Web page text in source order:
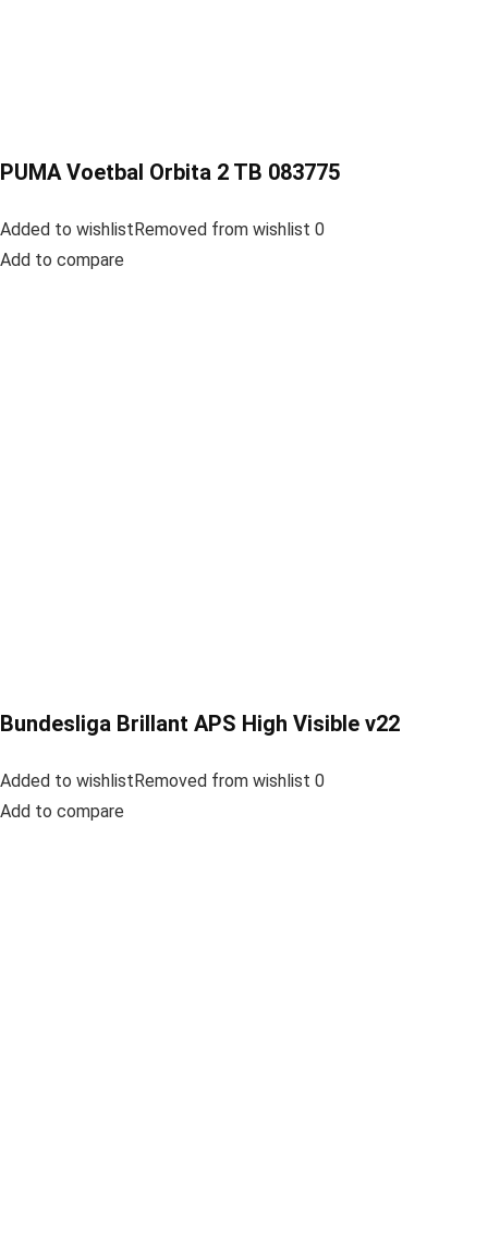
PUMA Voetbal Orbita 2 TB 083775
Added to wishlistRemoved from wishlist 0
Add to compare
Bundesliga Brillant APS High Visible v22
Added to wishlistRemoved from wishlist 0
Add to compare